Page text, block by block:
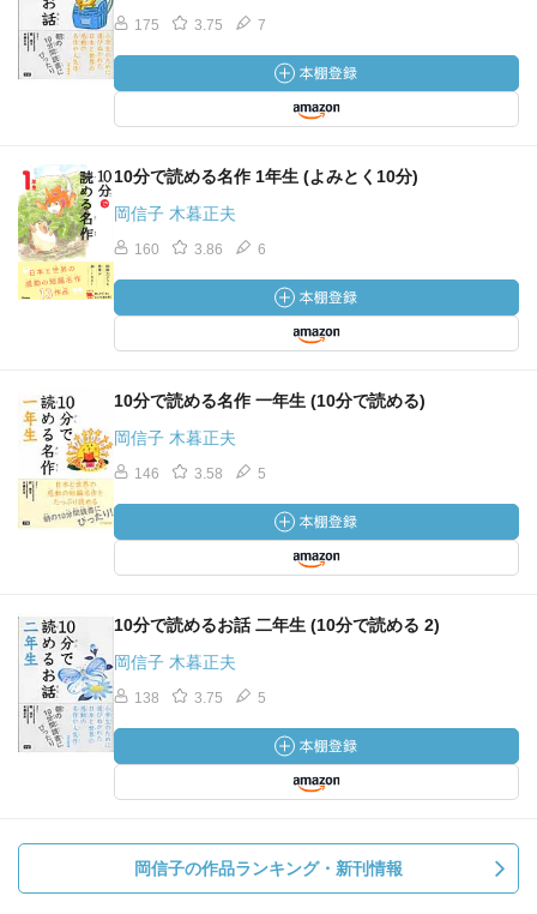
175 3.75 7
10分で読める名作 1年生 (よみとく10分)
岡信子 木暮正夫
160 3.86 6
10分で読める名作 一年生 (10分で読める)
岡信子 木暮正夫
146 3.58 5
10分で読めるお話 二年生 (10分で読める 2)
岡信子 木暮正夫
138 3.75 5
岡信子の作品ランキング・新刊情報